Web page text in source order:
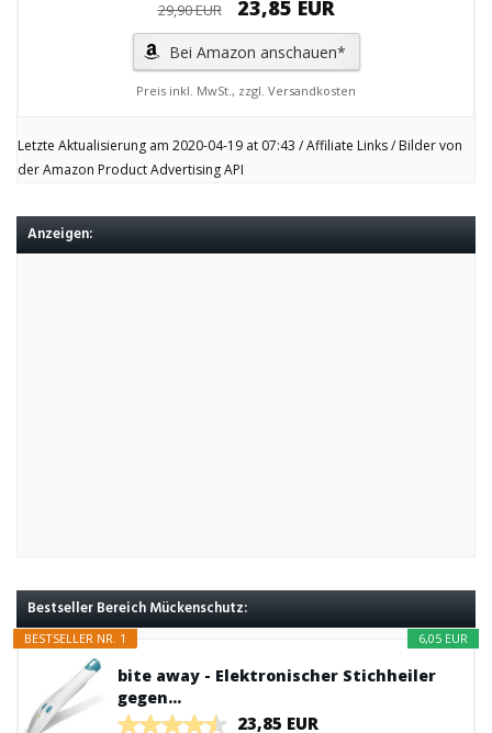
29,90 EUR 23,85 EUR
Bei Amazon anschauen*
Preis inkl. MwSt., zzgl. Versandkosten
Letzte Aktualisierung am 2020-04-19 at 07:43 / Affiliate Links / Bilder von
der Amazon Product Advertising API
Anzeigen:
Bestseller Bereich Mückenschutz:
6,05 EUR
BESTSELLER NR. 1
bite away - Elektronischer Stichheiler
gegen...
23,85 EUR